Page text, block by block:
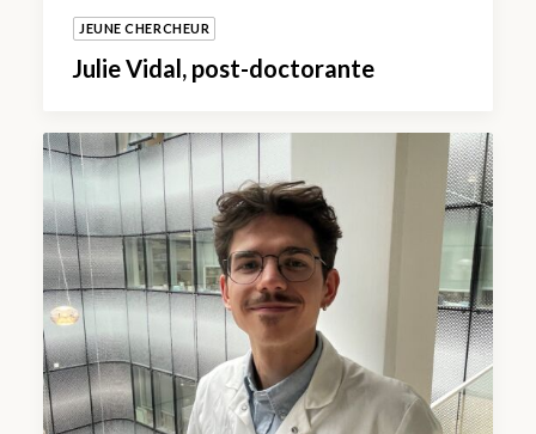
JEUNE CHERCHEUR
Julie Vidal, post-doctorante